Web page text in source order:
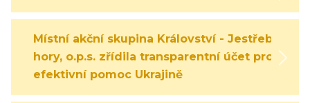
Místní akční skupina Království - Jestřebí
hory, o.p.s. zřídila transparentní účet pro
efektivní pomoc Ukrajině